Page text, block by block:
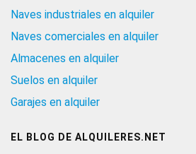
Naves industriales en alquiler
Naves comerciales en alquiler
Almacenes en alquiler
Suelos en alquiler
Garajes en alquiler
EL BLOG DE ALQUILERES.NET